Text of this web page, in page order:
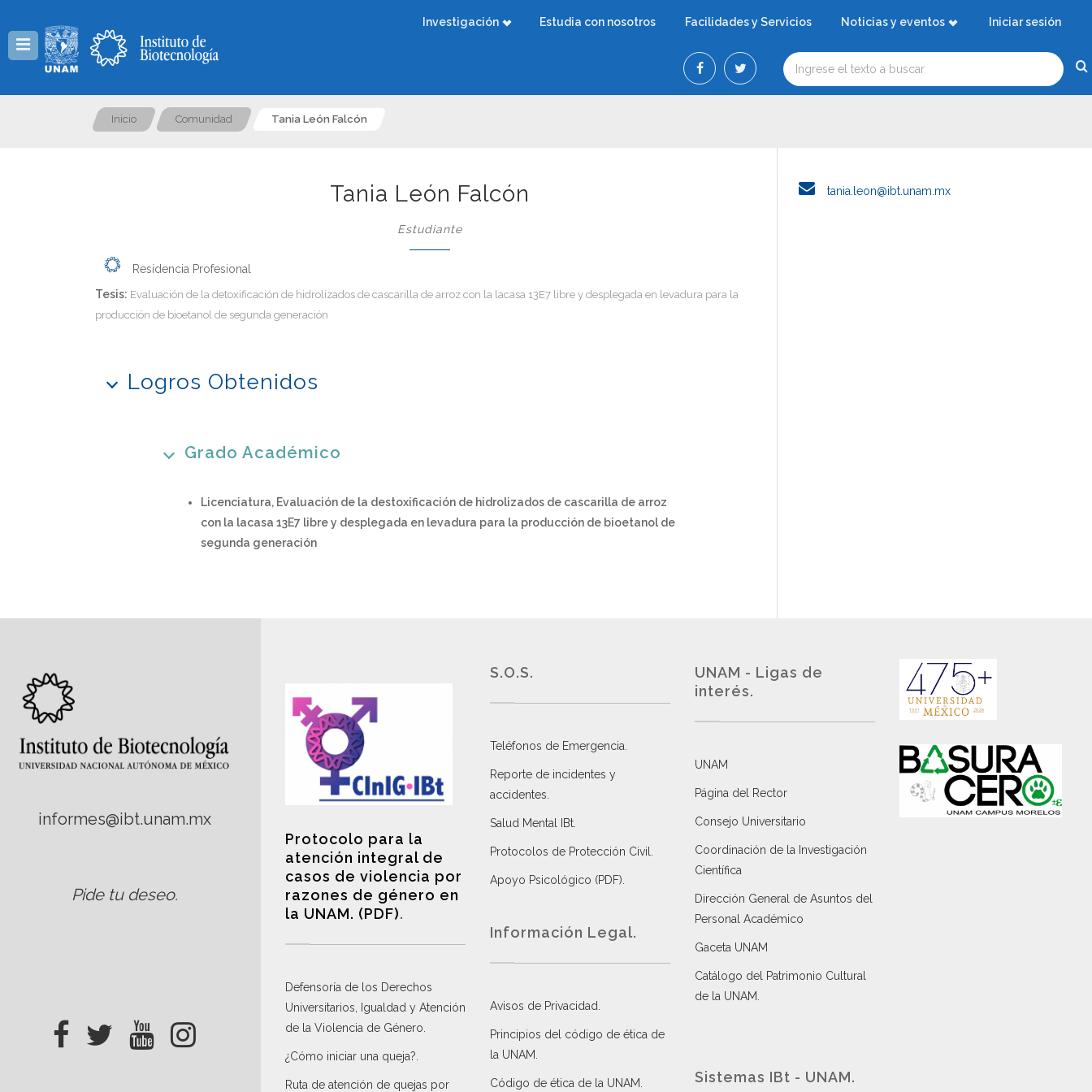
Investigación Estudia con nosotros Facilidades y Servicios Noticias y eventos Iniciar sesión
Inicio Comunidad Tania León Falcón
Tania León Falcón
Estudiante
Residencia Profesional
Tesis: Evaluación de la detoxificación de hidrolizados de cascarilla de arroz con la lacasa 13E7 libre y desplegada en levadura para la
producción de bioetanol de segunda generación
Logros Obtenidos
Grado Académico
Licenciatura, Evaluación de la destoxificación de hidrolizados de cascarilla de arroz
con la lacasa 13E7 libre y desplegada en levadura para la producción de bioetanol de
segunda generación
tania.leon@ibt.unam.mx
informes@ibt.unam.mx
Pide tu deseo.
Protocolo para la
atención integral de
casos de violencia por
razones de género en
la UNAM. (PDF).
Defensoría de los Derechos
Universitarios, Igualdad y Atención
de la Violencia de Género
¿Cómo iniciar una queja?
Ruta de atención de quejas por
S.O.S.
Teléfonos de Emergencia.
Reporte de incidentes y
accidentes
Salud Mental IBt
Protocolos de Protección Civil
Apoyo Psicológico (PDF)
Información Legal.
Avisos de Privacidad
Principios del código de ética de
la UNAM
Código de ética de la UNAM
UNAM - Ligas de
interés.
UNAM
Página del Rector
Consejo Universitario
Coordinación de la Investigación
Científica
Dirección General de Asuntos del
Personal Académico
Gaceta UNAM
Catálogo del Patrimonio Cultural
de la UNAM.
Sistemas IBt - UNAM.